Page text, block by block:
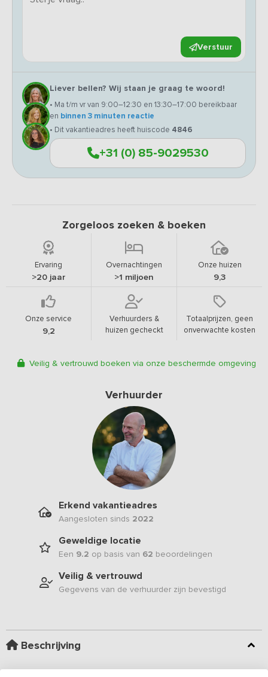
Verstuur
Liever bellen? Wij staan je graag te woord!
• Ma t/m vr van 9:00–12:30 en 13:30–17:00 bereikbaar
en binnen 3 minuten reactie
• Dit vakantieadres heeft huiscode 4846
+31 (0) 85-9029530
Zorgeloos zoeken & boeken
Ervaring
>20 jaar
Overnachtingen
>1 miljoen
Onze huizen
9,3
Onze service
9,2
Verhuurders &
huizen gecheckt
Totaalprijzen, geen
onverwachte kosten
Veilig & vertrouwd boeken via onze beschermde omgeving
Verhuurder
Erkend vakantieadres
Aangesloten sinds 2022
Geweldige locatie
Een 9.2 op basis van 62 beoordelingen
Veilig & vertrouwd
Gegevens van de verhuurder zijn bevestigd
Beschrijving